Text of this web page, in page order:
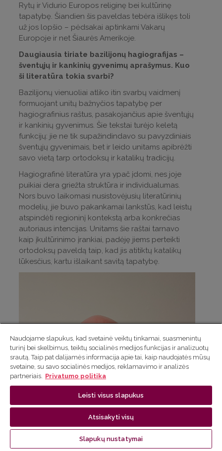
Rytų ir Vidurio Europos religinę bei kultūrinę
tapatybę. Šiandien šis paveldas tebėra išlikęs toli
už jos lopšio – pėdsakai aptinkami Vakarų
Europoje ir net Šiaurės Amerikoje.
Daugiausia tiriate bazilijonų hagiografijas –
šventųjų ir kankinių gyvenimų aprašymus. Kuo
ši literatūra tokia svarbi?
Bazilijonų vienuoliai atliko itin svarbų vaidmenį
formuojant unitų bažnyčios tapatybę per
hagiografinius raštus, pasakojančius apie šventųjų
ir kankinių gyvenimus. Šie tekstai turėjo keletą
funkcijų: jie ne tik supažindindavo su pavyzdiniais
šventųjų gyvenimais, bet ir leido unitams apibrėžti
savo vietą tarp ortodoksų ir katalikų tradicijų.
Hagiografinė literatūra yra ypač įdomi, nes joje
puikiai dera griežta struktūra ir individualumas.
Nors buvo laikomasi nusistovėjusių literatūrinių
modelių, jie buvo pakankamai lankstūs, kad leistų
atspindėti regioninį kontekstą arba konkrečias
autoriaus intencijas. Unitams šie raštai tarnavo
kaip įkultūrinimo įrankiai, padėję jiems perteikti
ortodoksų paveldą taip, kad jis atitiktų katalikų
lūkesčius, kartu išlaikant savitą tapatybę.
Naudojame slapukus, kad svetainė veiktų tinkamai, suasmenintų
turinį bei skelbimus, teiktų socialinės medijos funkcijas ir analizuotų
srautą. Taip pat dalijamės informacija apie tai, kaip naudojatės mūsų
svetaine, su savo socialinės medijos, reklamavimo ir analizės
partneriais. Privatumo politika
Leisti visus slapukus
Atsisakyti visų
Slapukų nustatymai